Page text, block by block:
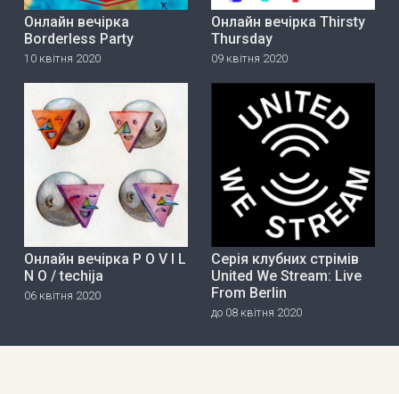
Онлайн вечірка
Borderless Party
10 квітня 2020
Онлайн вечірка Thirsty
Thursday
09 квітня 2020
Онлайн вечірка P O V I L
N O / techija
06 квітня 2020
Серія клубних стрімів
United We Stream: Live
From Berlin
до 08 квітня 2020